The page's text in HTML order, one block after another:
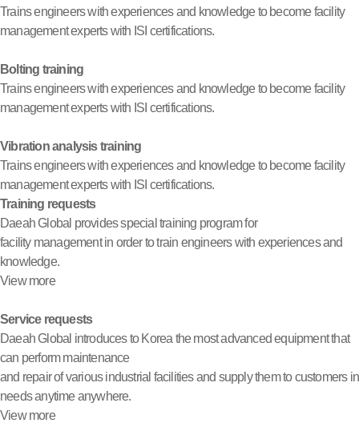
Trains engineers with experiences and knowledge to become facility
management experts with ISI certifications.
Bolting training
Trains engineers with experiences and knowledge to become facility
management experts with ISI certifications.
Vibration analysis training
Trains engineers with experiences and knowledge to become facility
management experts with ISI certifications.
Training requests
Daeah Global provides special training program for
facility management in order to train engineers with experiences and
knowledge.
View more
Service requests
Daeah Global introduces to Korea the most advanced equipment that
can perform maintenance
and repair of various industrial facilities and supply them to customers in
needs anytime anywhere.
View more